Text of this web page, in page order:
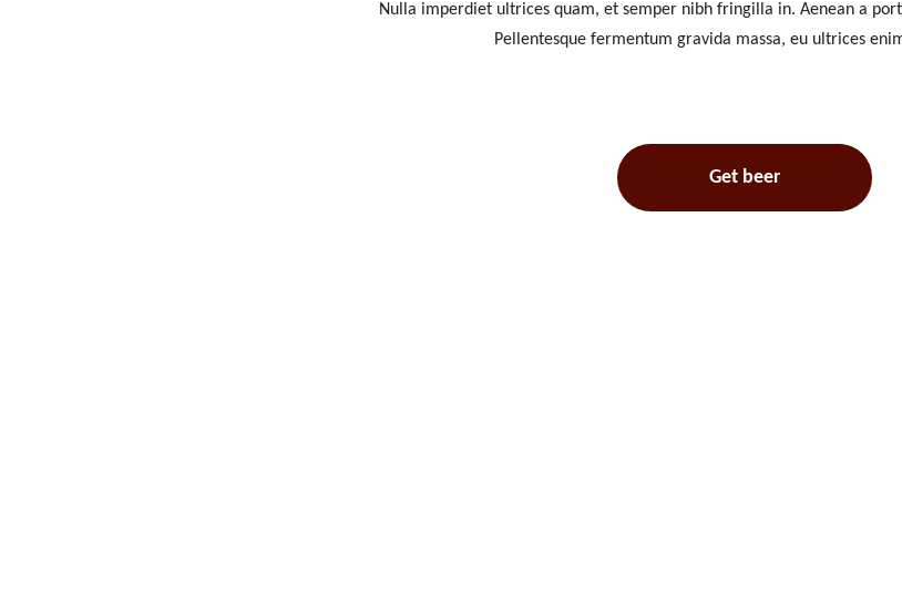
Nulla imperdiet ultrices quam, et semper nibh fringilla in. Aenean a
Pellentesque fermentum gravida massa, eu ultrices
Get beer